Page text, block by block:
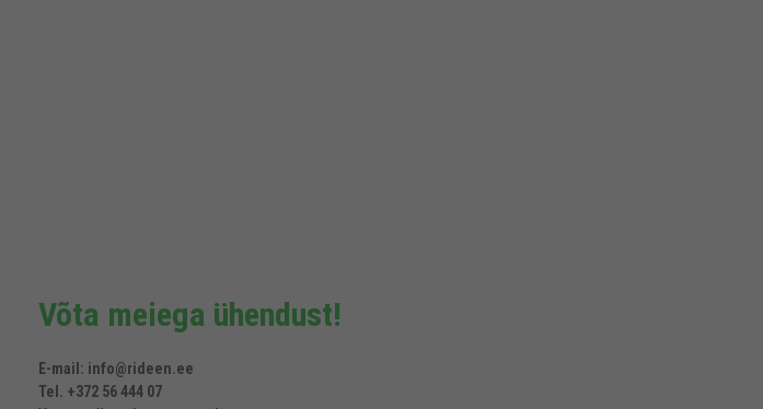
Võta meiega ühendust!
E-mail: info@rideen.ee
Tel. +372 56 444 07